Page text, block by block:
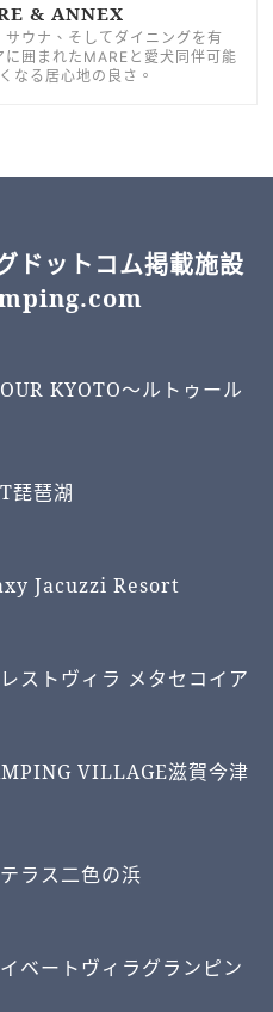
& ANNEX
ウナ、そしてダイニングを有
囲まれたMAREと愛犬同伴可能
なる居心地の良さ。
ドットコム掲載施設
KYOTO～ルトゥール
琵琶湖
Jacuzzi Resort
レストヴィラ メタセコイア
VILLAGE滋賀今津
ラス二色の浜
イベートヴィラグランピン